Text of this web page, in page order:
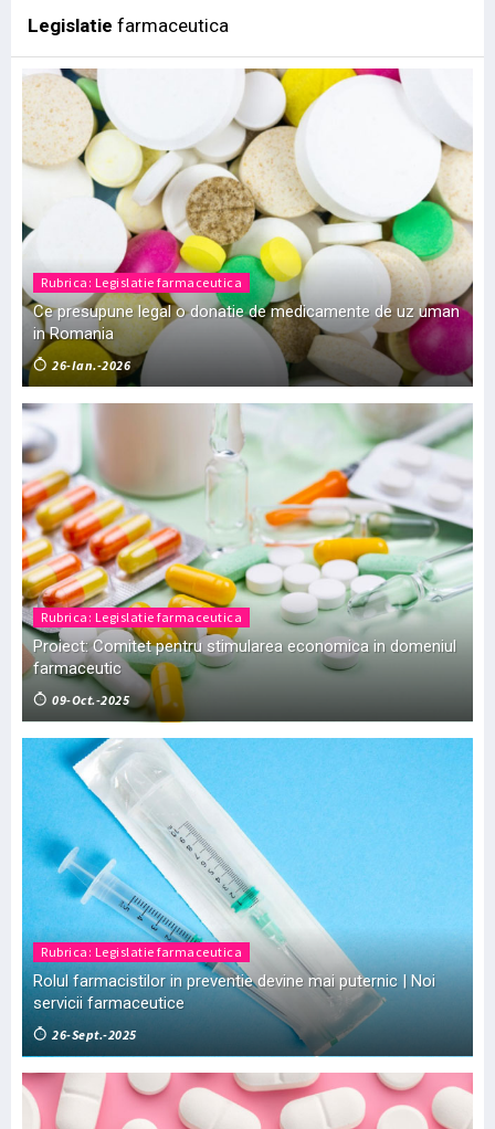
Legislatie farmaceutica
Rubrica: Legislatie farmaceutica
Ce presupune legal o donatie de medicamente de uz uman
in Romania
26-Ian.-2026
Rubrica: Legislatie farmaceutica
Proiect: Comitet pentru stimularea economica in domeniul
farmaceutic
09-Oct.-2025
Rubrica: Legislatie farmaceutica
Rolul farmacistilor in preventie devine mai puternic | Noi
servicii farmaceutice
26-Sept.-2025